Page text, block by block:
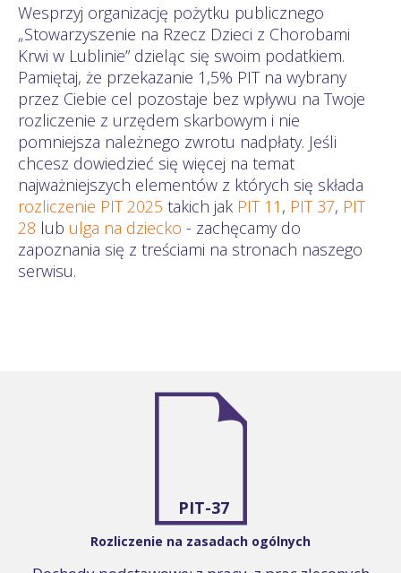
Wesprzyj organizację pożytku publicznego
„Stowarzyszenie na Rzecz Dzieci z Chorobami
Krwi w Lublinie” dzieląc się swoim podatkiem.
Pamiętaj, że przekazanie 1,5% PIT na wybrany
przez Ciebie cel pozostaje bez wpływu na Twoje
rozliczenie z urzędem skarbowym i nie
pomniejsza należnego zwrotu nadpłaty. Jeśli
chcesz dowiedzieć się więcej na temat
najważniejszych elementów z których się składa
rozliczenie PIT 2025 takich jak PIT 11 , PIT 37, PIT
28 lub ulga na dziecko - zachęcamy do
zapoznania się z treściami na stronach naszego
serwisu.
PIT-37
Rozliczenie na zasadach ogólnych